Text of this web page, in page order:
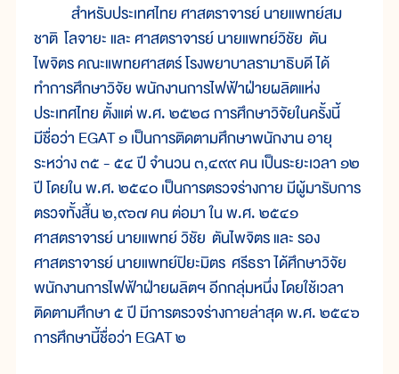
สำหรับประเทศไทย ศาสตราจารย์ นายแพทย์สม
ชาติ โลจายะ และ ศาสตราจารย์ นายแพทย์วิชัย ตัน
ไพจิตร คณะแพทยศาสตร์ โรงพยาบาลรามาธิบดี ได้
ทำการศึกษาวิจัย พนักงานการไฟฟ้าฝ่ายผลิตแห่ง
ประเทศไทย ตั้งแต่ พ.ศ. ๒๕๒๘ การศึกษาวิจัยในครั้งนี้
มีชื่อว่า EGAT ๑ เป็นการติดตามศึกษาพนักงาน อายุ
ระหว่าง ๓๕ - ๕๔ ปี จำนวน ๓,๔๙๙ คน เป็นระยะเวลา ๑๒
ปี โดยใน พ.ศ. ๒๕๔๐ เป็นการตรวจร่างกาย มีผู้มารับการ
ตรวจทั้งสิ้น ๒,๙๖๗ คน ต่อมา ใน พ.ศ. ๒๕๔๑
ศาสตราจารย์ นายแพทย์ วิชัย ตันไพจิตร และ รอง
ศาสตราจารย์ นายแพทย์ปิยะมิตร ศรีธรา ได้ศึกษาวิจัย
พนักงานการไฟฟ้าฝ่ายผลิตฯ อีกกลุ่มหนึ่ง โดยใช้เวลา
ติดตามศึกษา ๕ ปี มีการตรวจร่างกายล่าสุด พ.ศ. ๒๕๔๖
การศึกษานี้ชื่อว่า EGAT ๒